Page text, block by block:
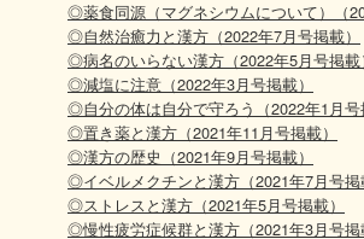
◎薬食同源（マグネシウムについて）（
◎自然治癒力と漢方（2022年7月号掲載）
◎病名のいらない漢方（2022年5月号掲載
◎減塩に注意（2022年3月号掲載）
◎自分の体は自分で守ろう（2022年1月号
◎置き薬と漢方（2021年11月号掲載）
◎漢方の歴史（2021年9月号掲載）
◎イベルメクチンと漢方（2021年7月号掲
◎ストレスと漢方（2021年5月号掲載）
◎慢性疲労症候群と漢方（2021年3月号掲